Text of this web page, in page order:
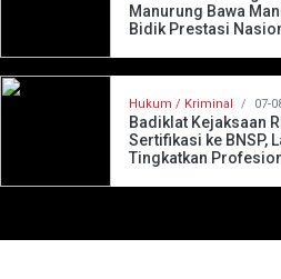
Manurung Bawa
Bidik Prestasi
Hukum / Kriminal / 07-
Badiklat Kejaksaan
Sertifikasi ke BNSP,
Tingkatkan